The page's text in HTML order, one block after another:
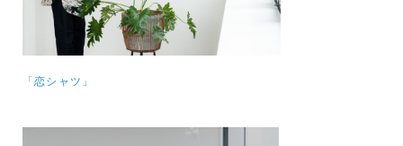
「恋シャツ」